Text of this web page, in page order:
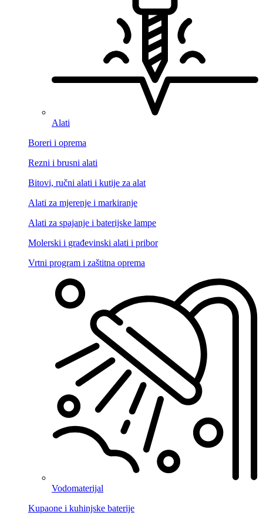
Alati
Boreri i oprema
Rezni i brusni alati
Bitovi, ručni alati i kutije za alat
Alati za mjerenje i markiranje
Alati za spajanje i baterijske lampe
Molerski i građevinski alati i pribor
Vrtni program i zaštitna oprema
Vodomaterijal
Kupaone i kuhinjske baterije